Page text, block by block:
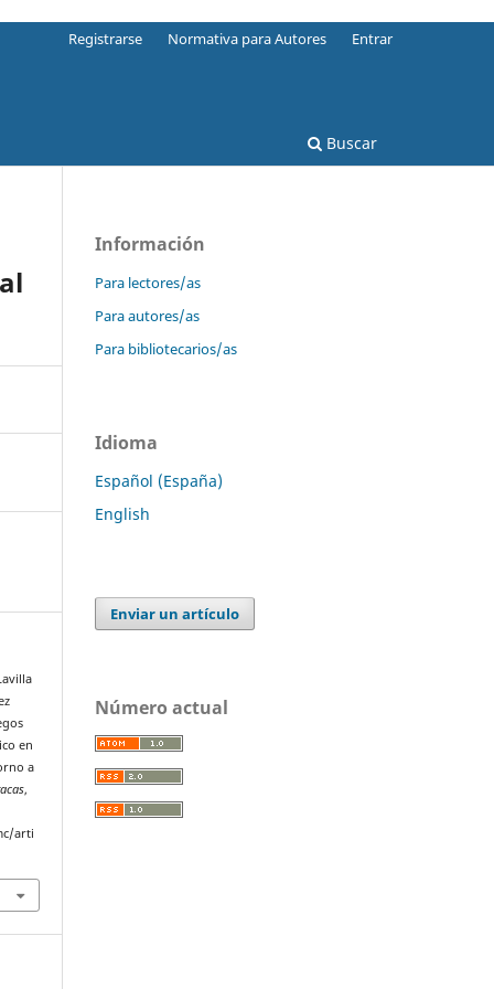
Buscar
Registrarse Normativa para Autores Entrar
en
a
,
arti
Información
Para lectores/as
Para autores/as
Para bibliotecarios/as
Idioma
Español (España)
English
Enviar un artículo
Número actual